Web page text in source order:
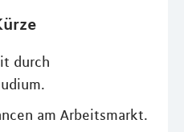
durch
am Arbeitsmarkt.